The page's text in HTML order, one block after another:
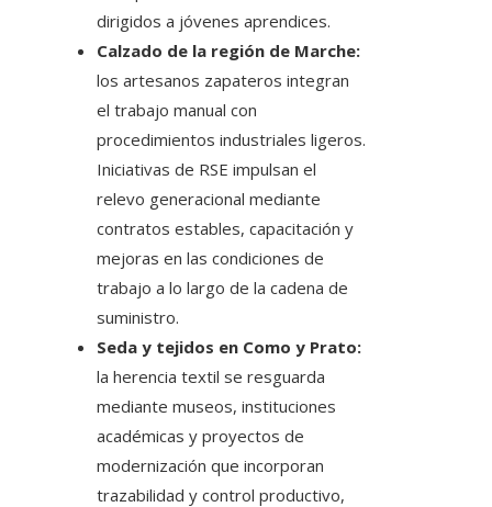
dirigidos a jóvenes aprendices.
Calzado de la región de Marche:
los artesanos zapateros integran
el trabajo manual con
procedimientos industriales ligeros.
Iniciativas de RSE impulsan el
relevo generacional mediante
contratos estables, capacitación y
mejoras en las condiciones de
trabajo a lo largo de la cadena de
suministro.
Seda y tejidos en Como y Prato:
la herencia textil se resguarda
mediante museos, instituciones
académicas y proyectos de
modernización que incorporan
trazabilidad y control productivo,